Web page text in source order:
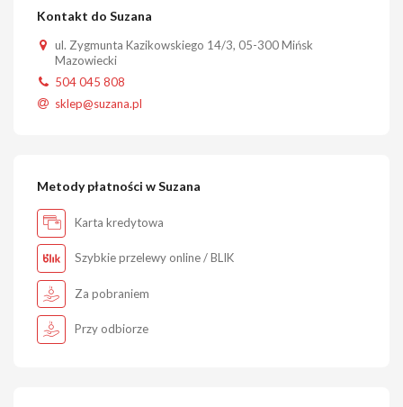
Kontakt do Suzana
ul. Zygmunta Kazikowskiego 14/3, 05-300 Mińsk
Mazowiecki
504 045 808
sklep@suzana.pl
Metody płatności w Suzana
Karta kredytowa
Szybkie przelewy online / BLIK
Za pobraniem
Przy odbiorze